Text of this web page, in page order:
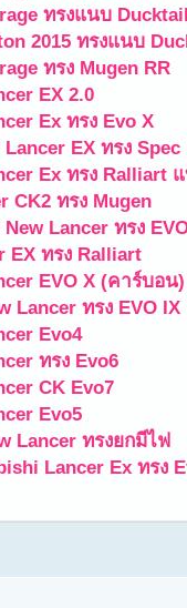
ทรงแนบ
2015 ทรงแนบ
ทรง Mugen RR
EX 2.0
Ex ทรง Evo X
EX ทรง Spec
Ex ทรง Ralliart
CK2 ทรง Mugen
Lancer ทรง
EX ทรง Ralliart
EVO X (คาร์บอน)
Lancer ทรง EVO IX
Evo4
ทรง Evo6
CK Evo7
Evo5
Lancer ทรงยกมีไฟ
Lancer Ex ทรง